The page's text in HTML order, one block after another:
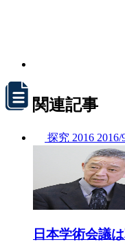
関連記事
探究 2016 2016/
日本学術会議